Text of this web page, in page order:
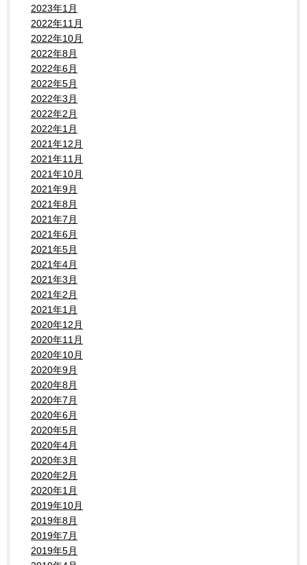
2023年1月
2022年11月
2022年10月
2022年8月
2022年6月
2022年5月
2022年3月
2022年2月
2022年1月
2021年12月
2021年11月
2021年10月
2021年9月
2021年8月
2021年7月
2021年6月
2021年5月
2021年4月
2021年3月
2021年2月
2021年1月
2020年12月
2020年11月
2020年10月
2020年9月
2020年8月
2020年7月
2020年6月
2020年5月
2020年4月
2020年3月
2020年2月
2020年1月
2019年10月
2019年8月
2019年7月
2019年5月